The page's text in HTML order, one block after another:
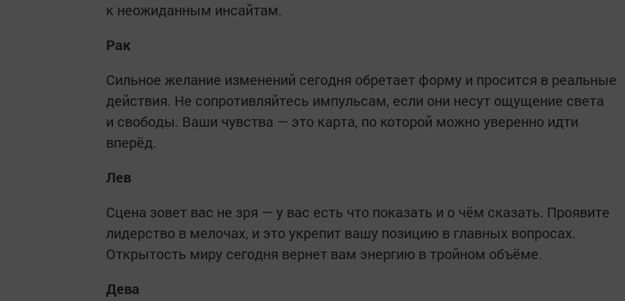
к неожиданным инсайтам.
Рак
Сильное желание изменений сегодня обретает форму и просится в реальные
действия. Не сопротивляйтесь импульсам, если они несут ощущение света
и свободы. Ваши чувства — это карта, по которой можно уверенно идти
вперёд.
Лев
Сцена зовет вас не зря — у вас есть что показать и о чём сказать. Проявите
лидерство в мелочах, и это укрепит вашу позицию в главных вопросах.
Открытость миру сегодня вернет вам энергию в тройном объёме.
Дева